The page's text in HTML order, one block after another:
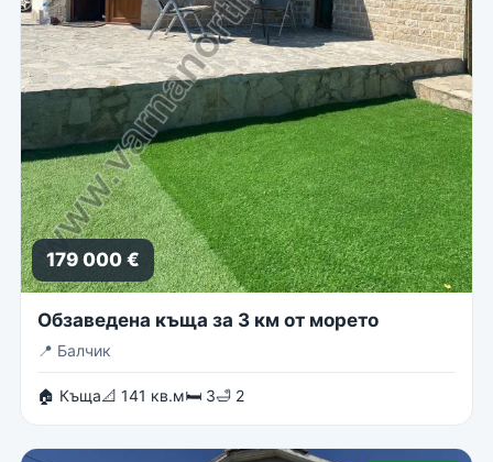
179 000 €
Обзаведена къща за 3 км от морето
📍 Балчик
🏠 Къща📐 141 кв.м🛏 3🛁 2